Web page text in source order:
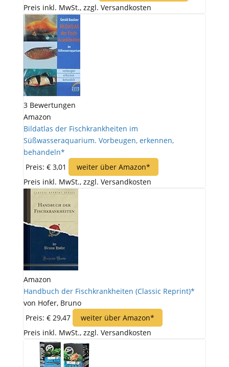
Preis inkl. MwSt., zzgl. Versandkosten
3 Bewertungen
Amazon
Bildatlas der Fischkrankheiten im
Süßwasseraquarium. Vorbeugen, erkennen,
behandeln*
Preis: € 3,01
weiter über Amazon*
Preis inkl. MwSt., zzgl. Versandkosten
Amazon
Handbuch der Fischkrankheiten (Classic Reprint)*
von Hofer, Bruno
Preis: € 29,47
weiter über Amazon*
Preis inkl. MwSt., zzgl. Versandkosten